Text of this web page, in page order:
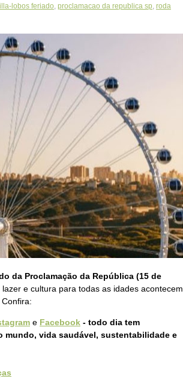
lobos feriado, proclamacao da republica sp, roda
da Proclamação da República (15 de
e cultura para todas as idades acontecem
e Facebook - todo dia tem
mundo, vida saudável, sustentabilidade e